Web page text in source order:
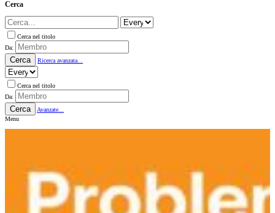
Cerca
Cerca nel titolo
Da:
Cerca Ricerca avanzata...
Cerca nel titolo
Da:
Cerca
Avanzate...
Menu